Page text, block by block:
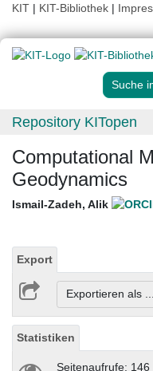
KIT | KIT-Bibliothek |
Suche
Repository KITopen
Computational
Geodynamics
Ismail-Zadeh, Alik
Export
Exportieren als
Statistiken
Seitenaufrufe: 146